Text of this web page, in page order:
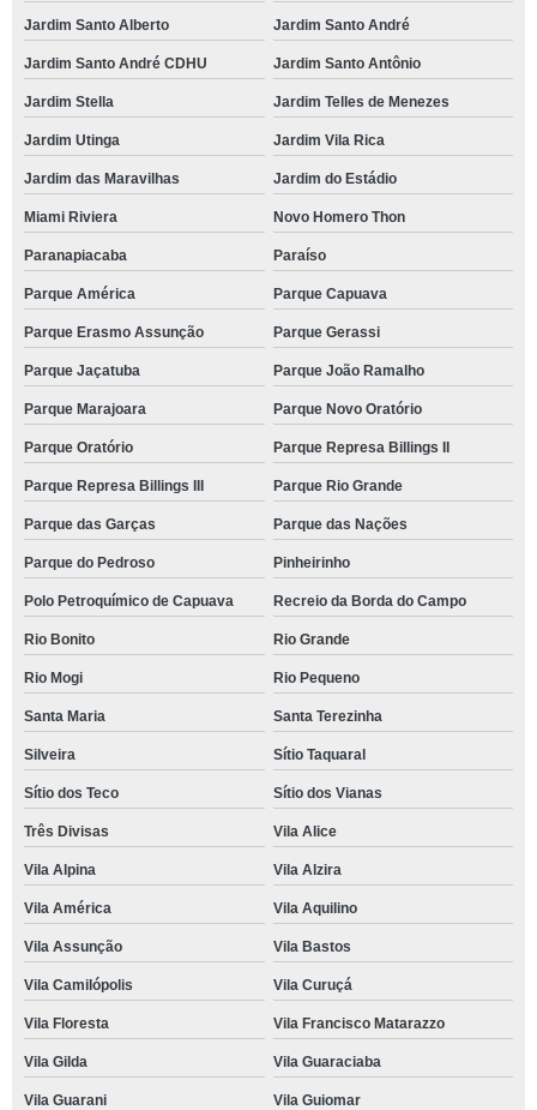
Jardim Santo Alberto Jardim Santo André
Jardim Santo André CDHU Jardim Santo Antônio
Jardim Stella Jardim Telles de Menezes
Jardim Utinga Jardim Vila Rica
Jardim das Maravilhas Jardim do Estádio
Miami Riviera Novo Homero Thon
Paranapiacaba Paraíso
Parque América Parque Capuava
Parque Erasmo Assunção Parque Gerassi
Parque Jaçatuba Parque João Ramalho
Parque Marajoara Parque Novo Oratório
Parque Oratório Parque Represa Billings II
Parque Represa Billings III Parque Rio Grande
Parque das Garças Parque das Nações
Parque do Pedroso Pinheirinho
Polo Petroquímico de Capuava Recreio da Borda do Campo
Rio Bonito Rio Grande
Rio Mogi Rio Pequeno
Santa Maria Santa Terezinha
Silveira Sítio Taquaral
Sítio dos Teco Sítio dos Vianas
Três Divisas Vila Alice
Vila Alpina Vila Alzira
Vila América Vila Aquilino
Vila Assunção Vila Bastos
Vila Camilópolis Vila Curuçá
Vila Floresta Vila Francisco Matarazzo
Vila Gilda Vila Guaraciaba
Vila Guarani Vila Guiomar